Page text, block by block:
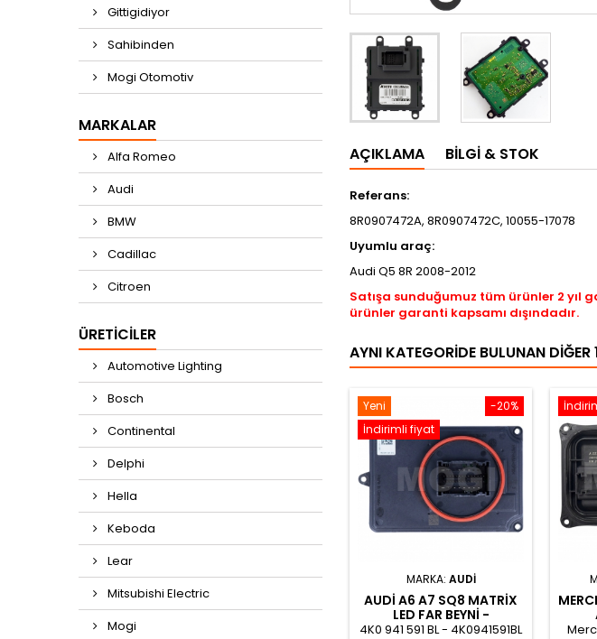
Gittigidiyor
Sahibinden
Mogi Otomotiv
MARKALAR
Alfa Romeo
Audi
BMW
Cadillac
Citroen
ÜRETICILER
Automotive Lighting
Bosch
Continental
Delphi
Hella
Keboda
Lear
Mitsubishi Electric
Mogi
AÇIKLAMA BILGI & STOK
Referans:
8R0907472A, 8R0907472C, 10055-17078
Uyumlu araç:
Audi Q5 8R 2008-2012
Satışa sunduğumuz tüm ürünler 2 yıl
ürünler garanti kapsamı dışındadır.
AYNI KATEGORIDE BULUNAN DIĞER
-20%
Yeni
İndirimli fiyat
MARKA: AUDI
AUDI A6 A7 SQ8 MATRIX
LED FAR BEYNI -
4K0941591BL
4K0 941 591 BL - 4K0941591BL